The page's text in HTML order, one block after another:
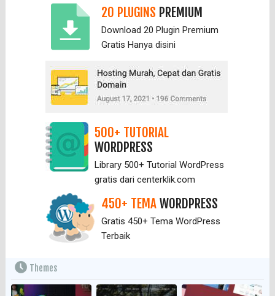
20 PLUGINS PREMIUM
Download 20 Plugin Premium
Gratis Hanya disini
500+ TUTORIAL
WORDPRESS
Library 500+ Tutorial WordPress
gratis dari centerklik.com
450+ TEMAWORDPRESS
Gratis 450+ Tema WordPress
Terbaik
Themes